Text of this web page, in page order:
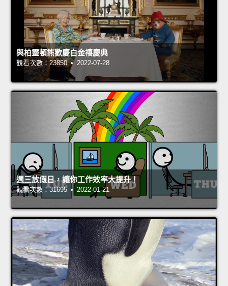
與柏靈頓熊歡慶白金禧慶典
觀看次數：23850 • 2022-07-28
週三放假日，讓你工作效率大提升！
觀看次數：31695 • 2022-01-21